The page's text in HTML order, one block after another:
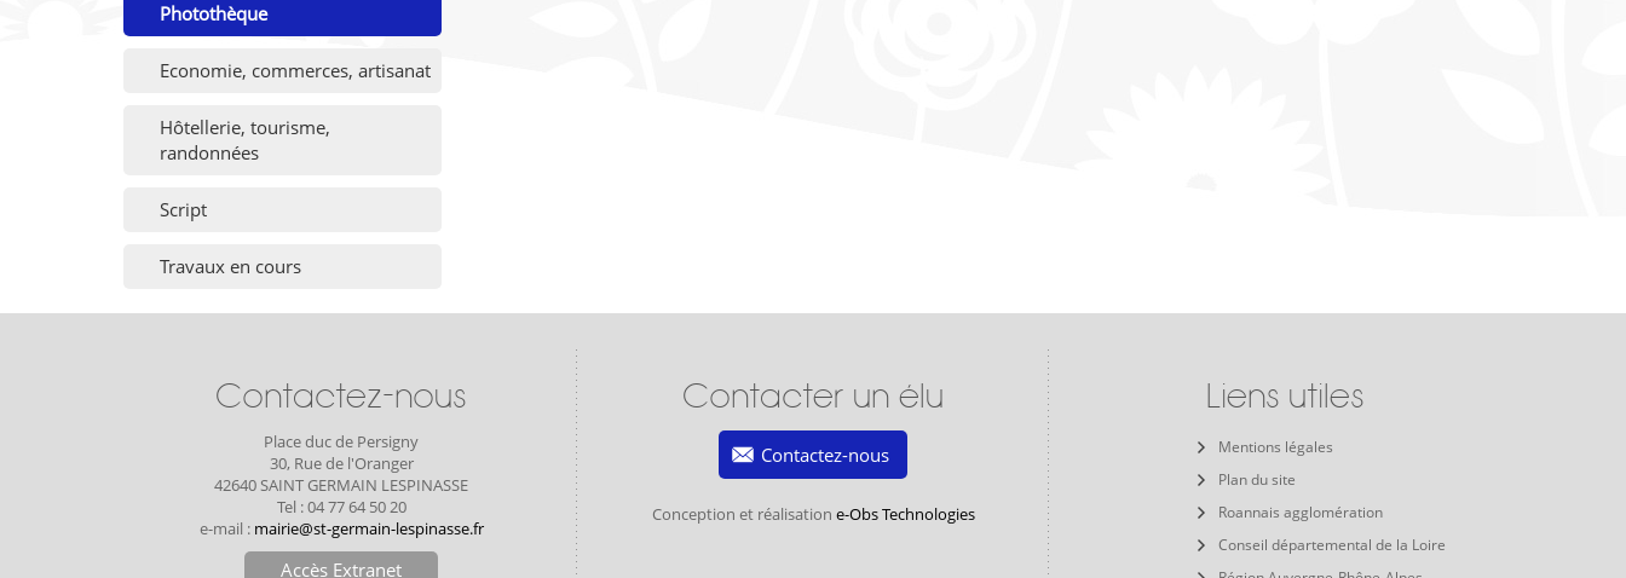
Photothèque
Economie, commerces, artisanat
Hôtellerie, tourisme,
randonnées
Script
Travaux en cours
Contactez-nous
Place duc de Persigny
30, Rue de l'Oranger
42640 SAINT GERMAIN LESPINASSE
Tel : 04 77 64 50 20
e-mail : mairie@st-germain-lespinasse.fr
Accès Extranet
Contacter un élu
Contactez-nous
Conception et réalisation e-Obs Technologies
Liens utiles
Mentions légales
Plan du site
Roannais agglomération
Conseil départemental de la Loire